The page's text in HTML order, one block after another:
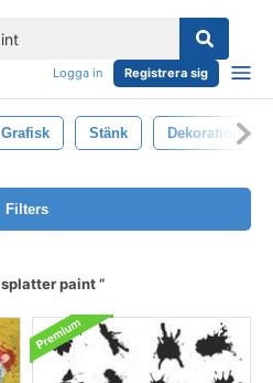
Logga in Registrera sig
Grafisk Stänk Dekoration
Filters
splatter paint